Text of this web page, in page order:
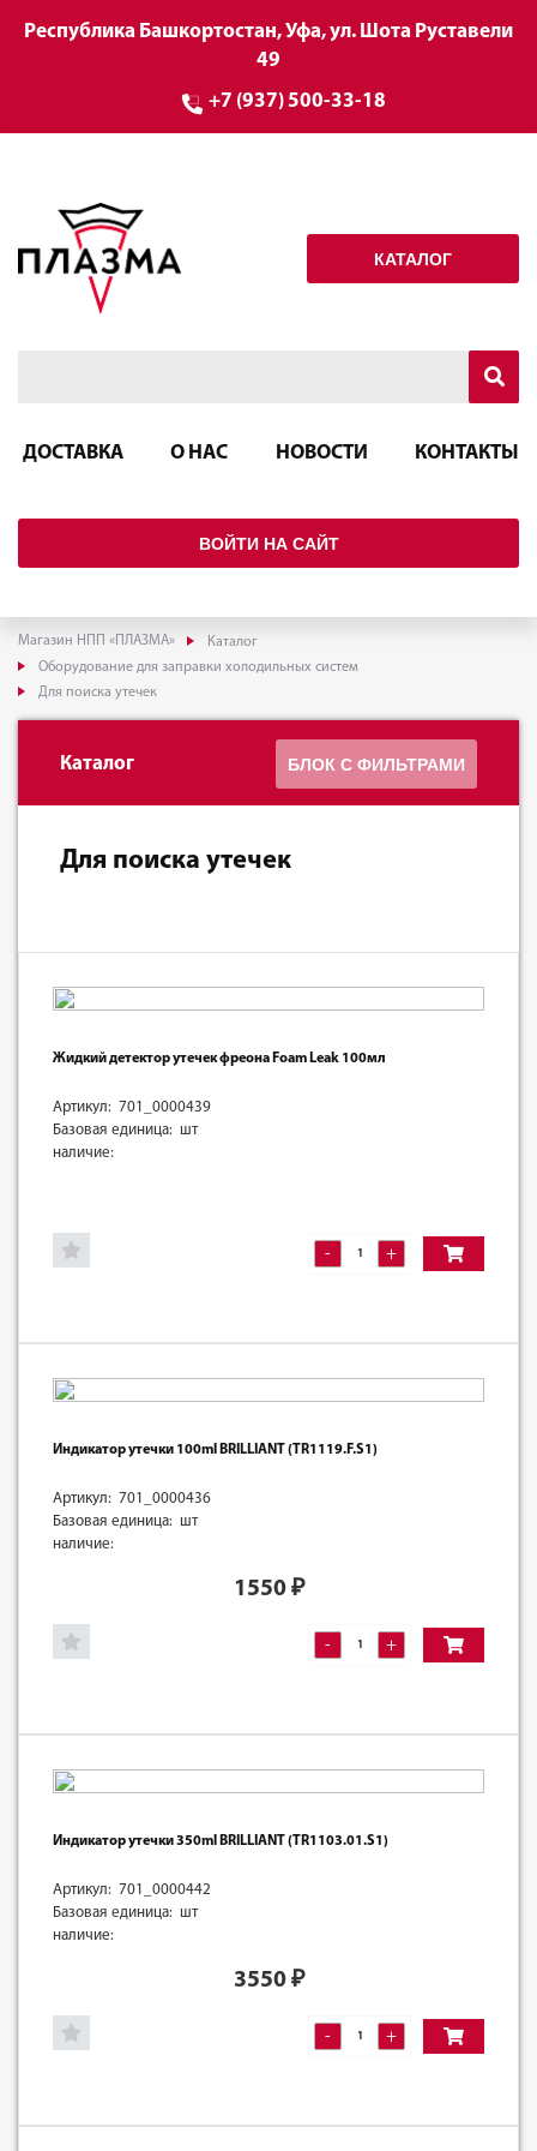
Республика Башкортостан, Уфа, ул. Шота Руставели
49
+7 (937) 500-33-18
КАТАЛОГ
ДОСТАВКА О НАС НОВОСТИ КОНТАКТЫ
ВОЙТИ НА САЙТ
Магазин НПП «ПЛАЗМА»
Каталог
Оборудование для заправки холодильных систем
Для поиска утечек
Каталог БЛОК С ФИЛЬТРАМИ
Для поиска утечек
Жидкий детектор утечек фреона Foam Leak 100мл
Артикул: 701_0000439
Базовая единица: шт
наличие:
- +
Индикатор утечки 100ml BRILLIANT (TR1119.F.S1)
Артикул: 701_0000436
Базовая единица: шт
наличие:
1550₽
- +
Индикатор утечки 350ml BRILLIANT (TR1103.01.S1)
Артикул: 701_0000442
Базовая единица: шт
наличие:
3550₽
- +